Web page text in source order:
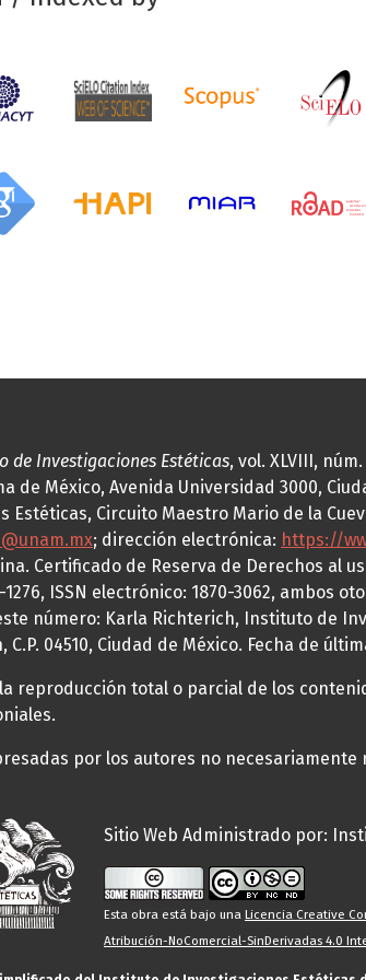
de Investigaciones Estéticas, vol. XLVIII,
de México, Avenida Universidad 3000,
Estéticas, Circuito Maestro Mario de la
; dirección electrónica: https://
Certificado de Reserva de Derechos al
1276, ISSN electrónico: 1870-3062, ambos
número: Karla Richterich, Instituto de
C.P. 04510, Ciudad de México. Fecha de
reproducción total o parcial de los
por los autores no
Sitio Web Administrado por:
Esta obra está bajo una Licencia Creative
Atribución-NoComercial-SinDerivadas 4.0